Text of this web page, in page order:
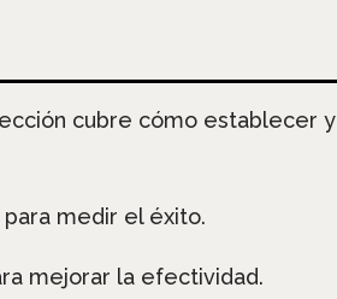
cubre cómo establecer y
medir el éxito.
mejorar la efectividad.